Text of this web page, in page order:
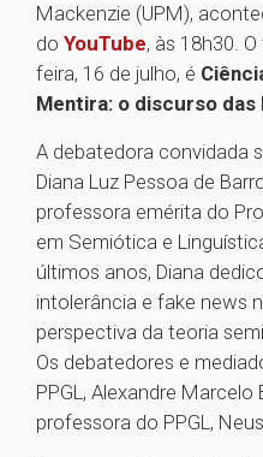
Mackenzie (UPM),
do YouTube, às 18h30.
feira, 16 de julho, é
Mentira: o discurso das
A debatedora convidada
Diana Luz Pessoa de
professora emérita do
em Semiótica e
últimos anos, Diana
intolerância e fake news
perspectiva da teoria
Os debatedores e
PPGL, Alexandre
professora do PPGL,